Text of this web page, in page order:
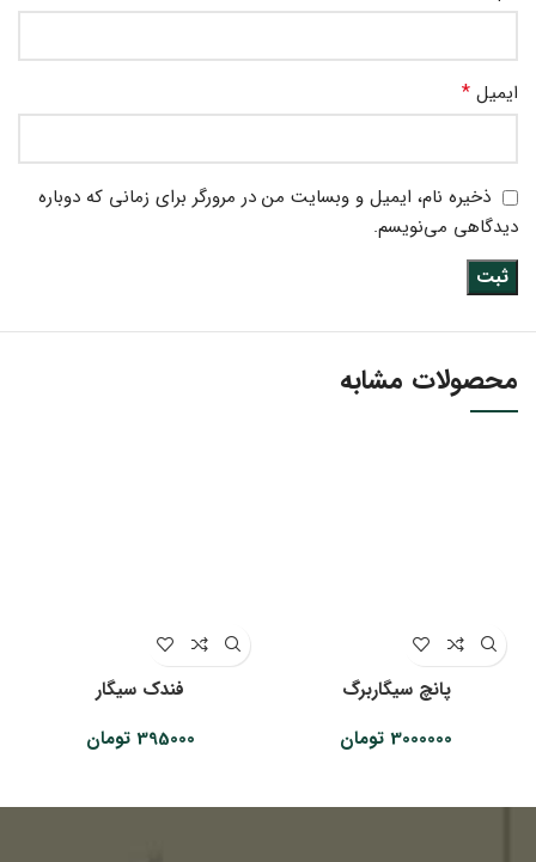
ایمیل *
ذخیره نام، ایمیل و وبسایت من در مرورگر برای زمانی که دوباره
دیدگاهی می‌نویسم.
محصولات مشابه
پانچ سیگاربرگ
3000000 تومان
فندک سیگار
395000 تومان